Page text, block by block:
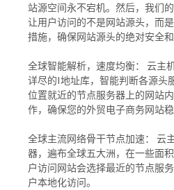
站源空间永不宕机。然后，我们
让用户访问的不是网站源头，而
措施，确保网站源头的绝对安全和
全球智能解析，速度均衡： 云主
详尽的I地址库，智能判断各源头
位置就近的节点服务器上的网站
作，确保您的外贸电子商务网站
全球主流网络骨干节点加速： 云
器，遍布全球五大洲，在一些面
户访问网站会选择最近的节点服
户本地化访问。